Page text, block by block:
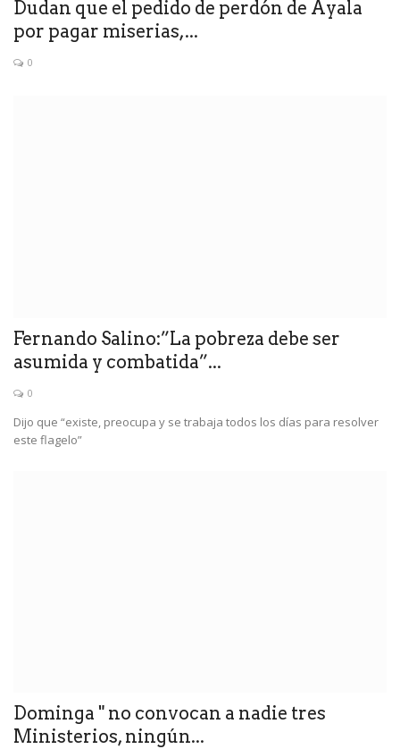
Dudan que el pedido de perdón de Ayala
por pagar miserias,...
0
Fernando Salino:”La pobreza debe ser
asumida y combatida”...
0
Dijo que “existe, preocupa y se trabaja todos los días para resolver
este flagelo”
Dominga " no convocan a nadie tres
Ministerios, ningún...